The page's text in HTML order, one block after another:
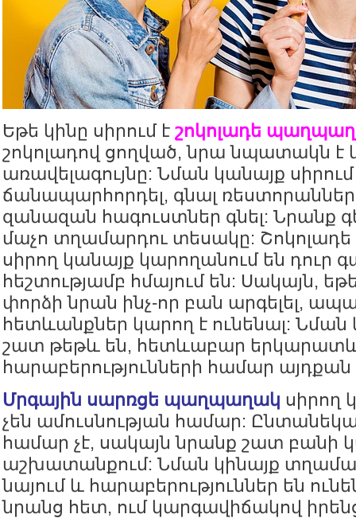
Եթե կինը սիրում է շոկոլադե
շոկոլադով ցողված, նրա նպատակն է
առավելագույնը: Նման կանայք
ճանապարհորդել, գնալ
զանազան հագուստներ գնել: Նրանք
մաչո տղամարդու տեսակը:
սիրող կանայք կարողանում են դուր
հեշտությամբ հմայում են: Սակայն,
փորձի նրան ինչ-որ բան արգելել,
հետևանքներ կարող է ունենալ: Նման
շատ թեթև են, հետևաբար
հարաբերությունների համար այդքան
Մրգային սարռցե պաղպաղակ սիրող
չեն ամուսնության համար:
համար չէ, սակայն նրանք շատ բանի
աշխատանքում: Նման կինայք
նայում և հարաբերություններ են
նրանց հետ, ում կարգավիճակով